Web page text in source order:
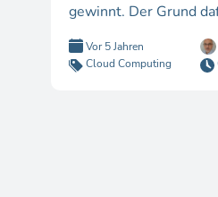
gewinnt. Der Grund
Vor 5 Jahren
Cloud Computing